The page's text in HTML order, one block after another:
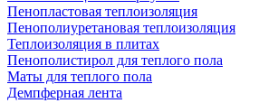
Пенопластовая теплоизоляция
Пенополиуретановая теплоизоляция
Теплоизоляция в плитах
Пенополистирол для теплого пола
Маты для теплого пола
Демпферная лента